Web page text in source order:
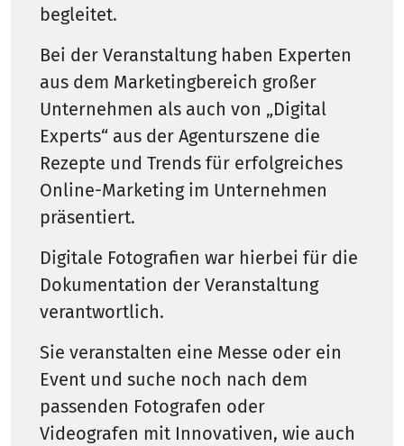
begleitet.
Bei der Veranstaltung haben Experten
aus dem Marketingbereich großer
Unternehmen als auch von „Digital
Experts“ aus der Agenturszene die
Rezepte und Trends für erfolgreiches
Online-Marketing im Unternehmen
präsentiert.
Digitale Fotografien war hierbei für die
Dokumentation der Veranstaltung
verantwortlich.
Sie veranstalten eine Messe oder ein
Event und suche noch nach dem
passenden Fotografen oder
Videografen mit Innovativen, wie auch